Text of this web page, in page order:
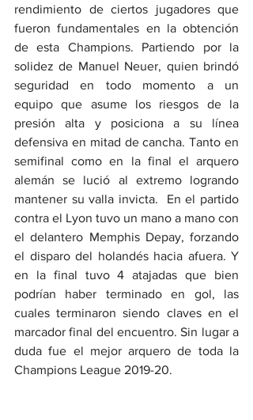
rendimiento de ciertos jugadores que
fueron fundamentales en la obtención
de esta Champions. Partiendo por la
solidez de Manuel Neuer, quien brindó
seguridad en todo momento a un
equipo que asume los riesgos de la
presión alta y posiciona a su línea
defensiva en mitad de cancha. Tanto en
semifinal como en la final el arquero
alemán se lució al extremo logrando
mantener su valla invicta.  En el partido
contra el Lyon tuvo un mano a mano con
el delantero Memphis Depay, forzando
el disparo del holandés hacia afuera. Y
en la final tuvo 4 atajadas que bien
podrían haber terminado en gol, las
cuales terminaron siendo claves en el
marcador final del encuentro. Sin lugar a
duda fue el mejor arquero de toda la
Champions League 2019-20.